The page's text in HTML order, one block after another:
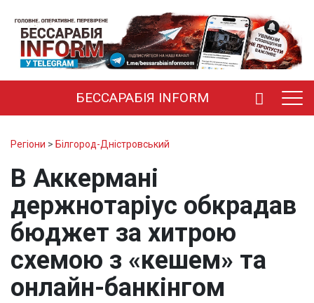
БЕССАРАБІЯ INFORM
Регіони > Білгород-Дністровський
В Аккермані
держнотаріус обкрадав
бюджет за хитрою
схемою з «кешем» та
онлайн-банкінгом